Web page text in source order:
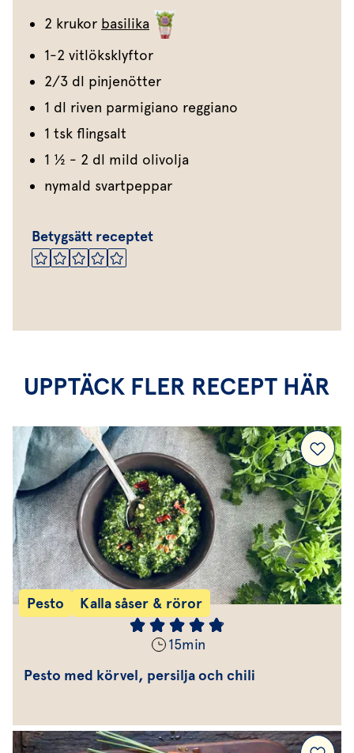
2 krukor basilika
1-2 vitlöksklyftor
2/3 dl pinjenötter
1 dl riven parmigiano reggiano
1 tsk flingsalt
1 ½ - 2 dl mild olivolja
nymald svartpeppar
Betygsätt receptet
UPPTÄCK FLER RECEPT HÄR
Pesto Kalla såser & röror
15min
Pesto med körvel, persilja och chili